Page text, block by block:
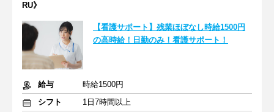
RU》
【看護サポート】残業ほぼなし時給1500円
の高時給！日勤のみ！看護サポート！
給与
時給1500円
シフト
1日7時間以上